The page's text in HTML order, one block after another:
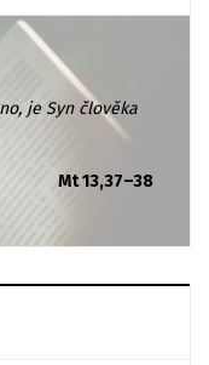
je Syn člověka
Mt 13,37–38